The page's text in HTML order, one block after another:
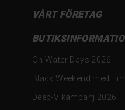
VÅRT FÖRETAG
On Water Days 2026!
Black Weekend med
Deep-V kampanj 2026